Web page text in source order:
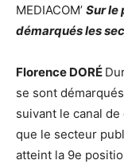
MEDIACOM’ Sur le
démarqués les
Florence DORÉ
se sont
suivant le canal
que le secteur
atteint la 9e